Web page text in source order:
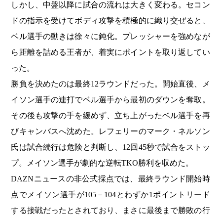
しかし、中盤以降に試合の流れは大きく変わる。セコン
ドの指示を受けてボディ攻撃を積極的に織り交ぜると、
ベル選手の動きは徐々に鈍化。プレッシャーを強めなが
ら距離を詰める王者が、着実にポイントを取り返してい
った。
勝負を決めたのは最終12ラウンドだった。開始直後、メ
イソン選手の連打でベル選手から最初のダウンを奪取。
その後も攻撃の手を緩めず、立ち上がったベル選手を再
びキャンバスへ沈めた。レフェリーのマーク・ネルソン
氏は試合続行は危険と判断し、12回45秒で試合をストッ
プ。メイソン選手が劇的な逆転TKO勝利を収めた。
DAZNニュースの非公式採点では、最終ラウンド開始時
点でメイソン選手が105－104とわずか1ポイントリード
する接戦だったとされており、まさに最後まで勝敗の行